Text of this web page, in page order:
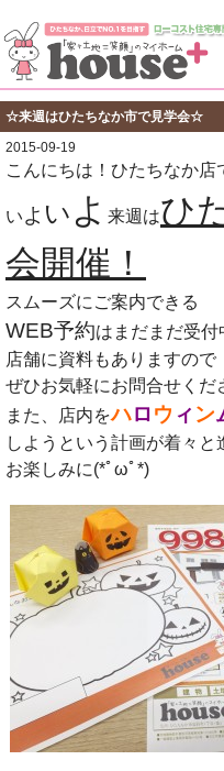
☆来週はひたちなか市で見学会☆
2015-09-19
こんにちは！ひたちなか店
いよ い よ 来週 はひ
会開催！
スムーズにご案内できる
WEB予約はまだまだ受付
店舗に資料もありますので
ぜひお気軽にお問合せくだ
また、店内をハロウ ィ ン
しようという計画が着々と
お楽しみに(*ﾟωﾟ*)